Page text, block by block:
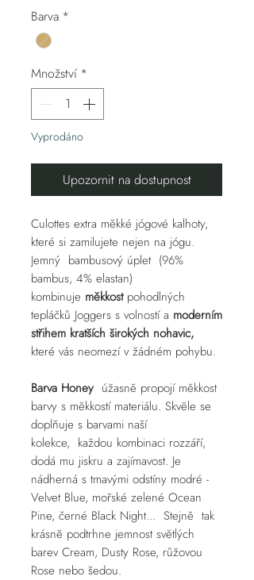
Barva *
Množství *
Vyprodáno
Upozornit na dostupnost
Culottes extra měkké jógové kalhoty,
které si zamilujete nejen na jógu.
Jemný bambusový úplet (96%
bambus, 4% elastan)
kombinuje měkkostpohodlných
tepláčků Joggers s volností a moderním
střihem kratších širokých nohavic,
které vás neomezí v žádném pohybu.
Barva Honey úžasně propojí měkkost
barvy s měkkostí materiálu. Skvěle se
doplňuje s barvami naší
kolekce, každou kombinaci rozzáří,
dodá mu jiskru a zajímavost. Je
nádherná s tmavými odstíny modré -
Velvet Blue, mořské zelené Ocean
Pine, černé Black Night... Stejně tak
krásně podtrhne jemnost světlých
barev Cream, Dusty Rose, růžovou
Rose nebo šedou.